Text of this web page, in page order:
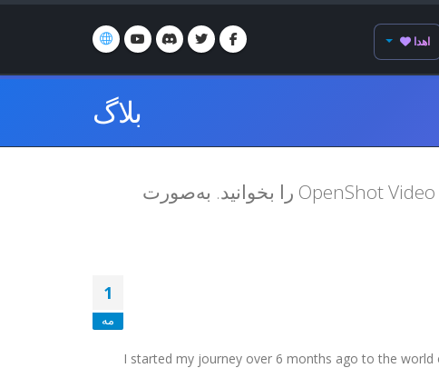
اهدا
بلاگ
خوش آمدید! جدیدترین اخبار و به‌روزرسانی‌های توسعه OpenShot Video Editor را بخوانید. به‌صورت
1
مه
I started my journey over 6 months ago to the world